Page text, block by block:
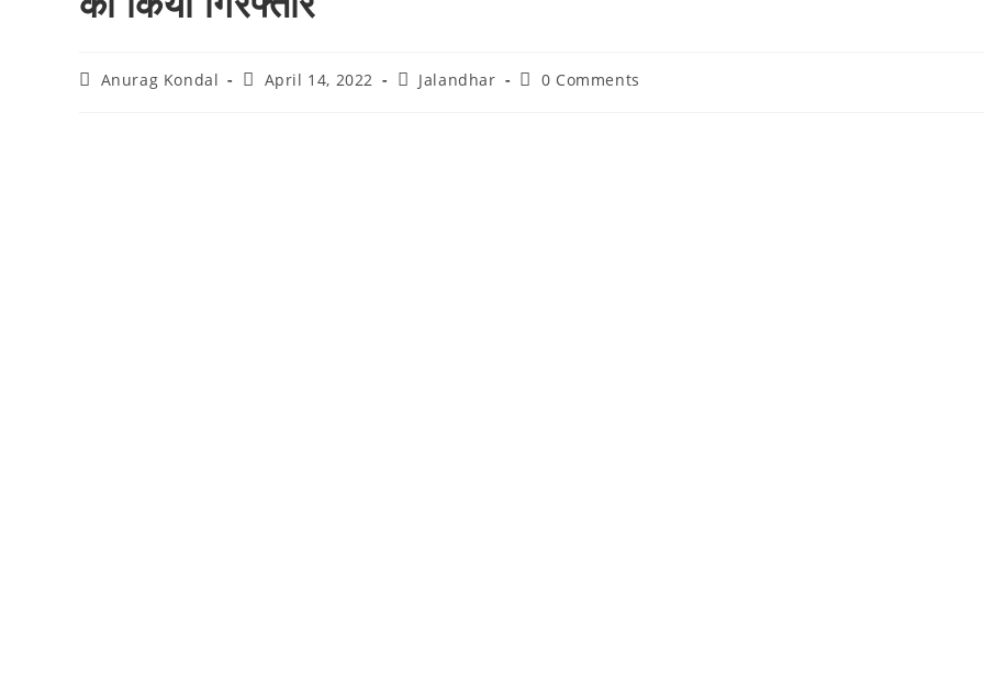
Anurag Kondal April 14, 2022 Jalandhar 0 Comments